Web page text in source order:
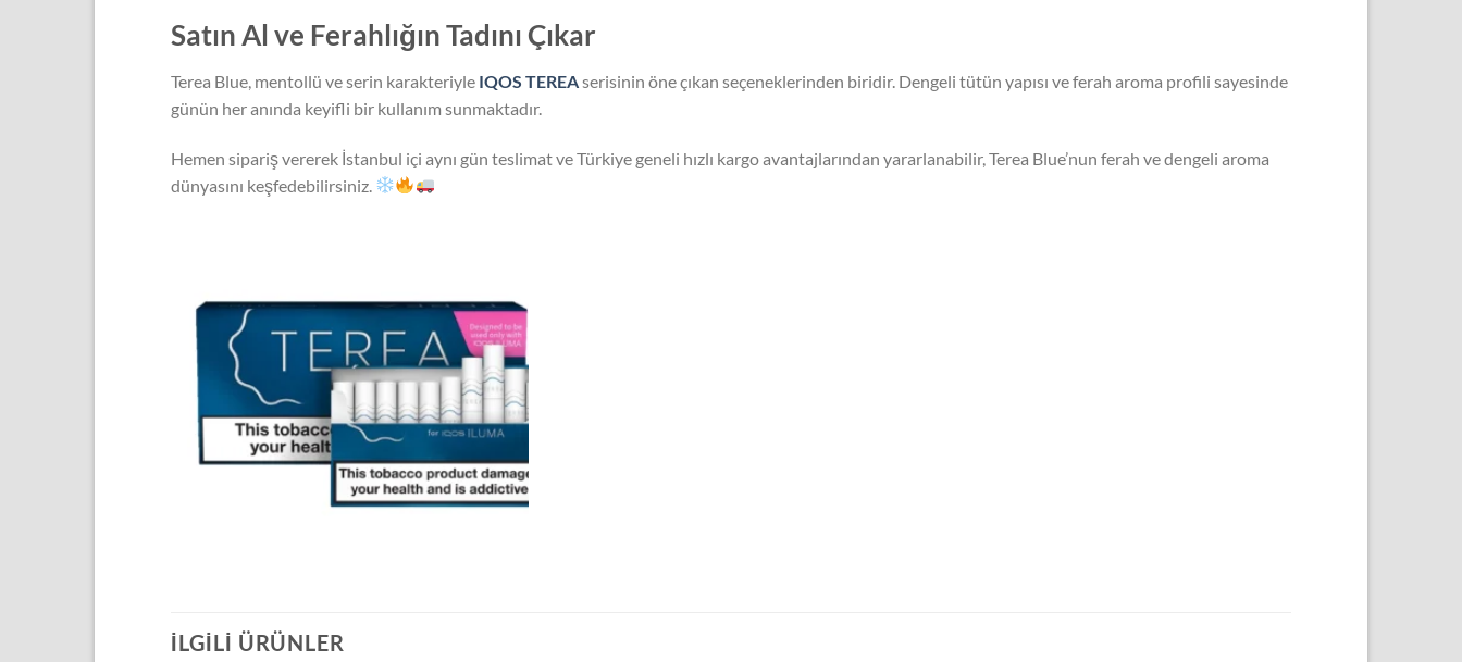
Satın Al ve Ferahlığın Tadını Çıkar
Terea Blue, mentollü ve serin karakteriyle IQOS TEREAserisinin öne çıkan seçeneklerinden biridir. Dengeli tütün yapısı ve ferah aroma profili sayesinde
günün her anında keyifli bir kullanım sunmaktadır.
Hemen sipariş vererek İstanbul içi aynı gün teslimat ve Türkiye geneli hızlı kargo avantajlarından yararlanabilir, Terea Blue’nun ferah ve dengeli aroma
dünyasını keşfedebilirsiniz.
İLGILI ÜRÜNLER